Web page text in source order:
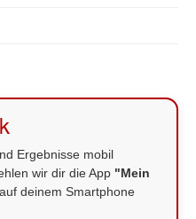
Ergebnisse mobil
wir dir die App "Mein
deinem Smartphone